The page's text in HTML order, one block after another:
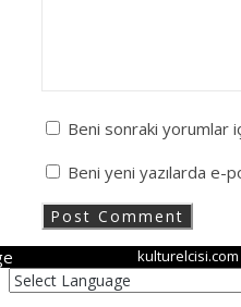
Beni sonraki yorumlar
Beni yeni yazılarda e-
kulturelcisi.com